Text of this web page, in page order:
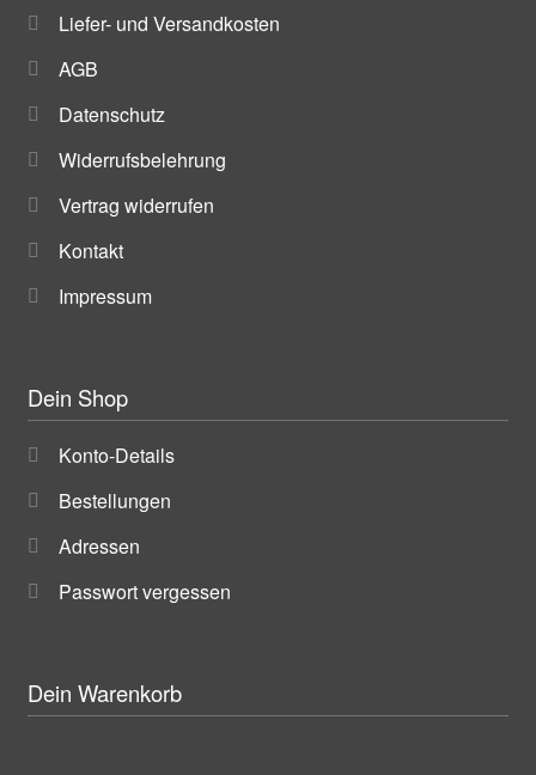
Liefer- und Versandkosten
AGB
Datenschutz
Widerrufsbelehrung
Vertrag widerrufen
Kontakt
Impressum
Dein Shop
Konto-Details
Bestellungen
Adressen
Passwort vergessen
Dein Warenkorb